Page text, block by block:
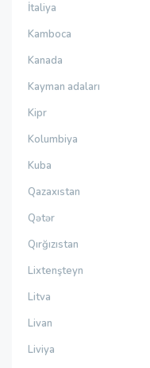
İtaliya
Kamboca
Kanada
Kayman adaları
Kipr
Kolumbiya
Kuba
Qazaxıstan
Qətər
Qırğızıstan
Lixtenşteyn
Litva
Livan
Liviya